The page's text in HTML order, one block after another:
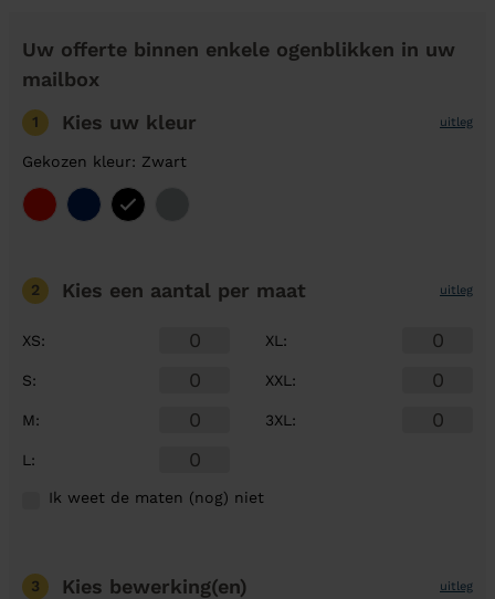
Uw offerte binnen enkele ogenblikken in uw
mailbox
1 Kies uw kleur uitleg
Gekozen kleur: Zwart
2 Kies een aantal per maat uitleg
XS:
S:
M:
L :
XL :
XXL :
3XL :
Ik weet de maten (nog) niet
3 Kies bewerking(en) uitleg